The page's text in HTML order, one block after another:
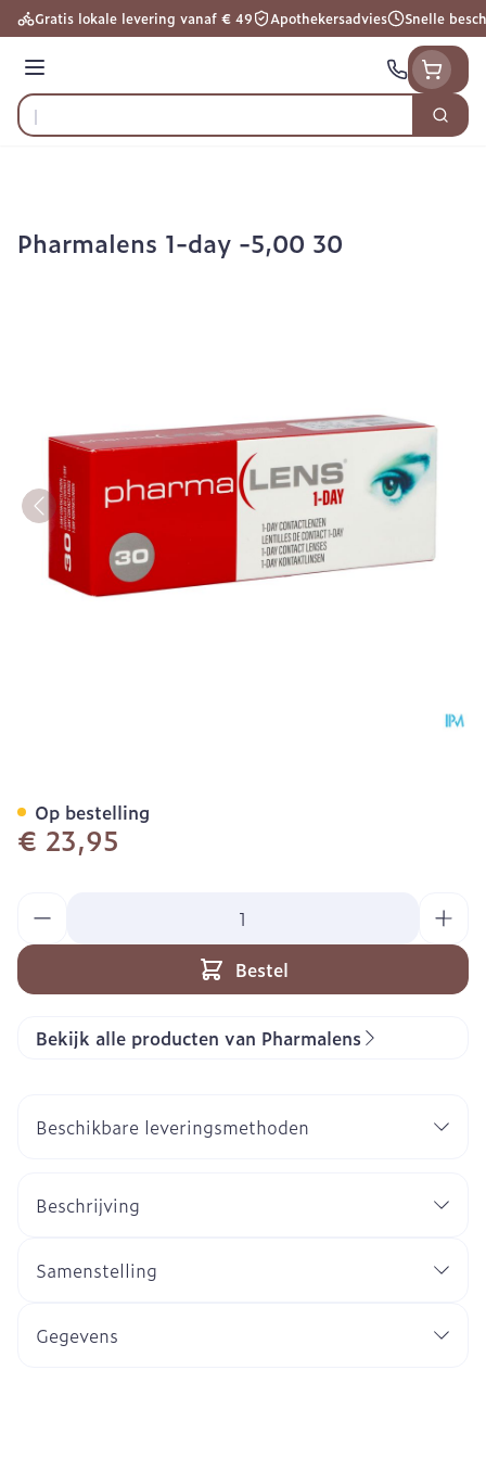
Ga naar de inhoud
Gratis lokale levering vanaf € 49 Apothekersadvies Snelle
Menu
Product, merk, categorie...
Zoek
Pharmalens 1-day -5,00 30
€ 23,95
Bestel
Op bestelling
Bekijk alle producten van Pharmalens
Beschikbare leveringsmethoden
Beschrijving
Samenstelling
Gegevens